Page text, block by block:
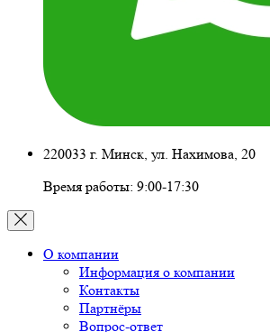
220033 г. Минск, ул. Нахимова, 20
Время работы: 9:00-17:30
О компании
Информация о компании
Контакты
Партнёры
Вопрос-ответ